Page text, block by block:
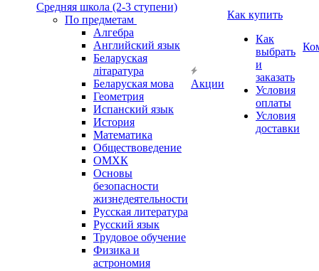
Средняя школа (2-3 ступени)
По предметам
Алгебра
Английский язык
Беларуская
літаратура
Беларуская мова
Геометрия
Испанский язык
История
Математика
Обществоведение
ОМХК
Основы
безопасности
жизнедеятельности
Русская литература
Русский язык
Трудовое обучение
Физика и
астрономия
Акции
Как купить
Как
выбрать
и
заказать
Условия
оплаты
Условия
доставки